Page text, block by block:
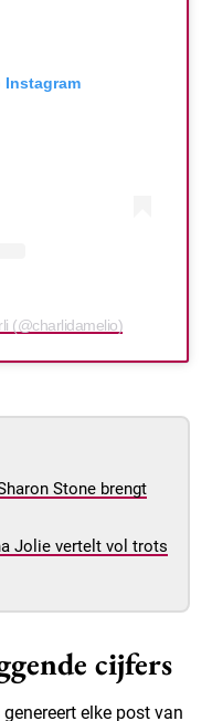
(@charlidamelio)
Stone brengt
Jolie vertelt vol trots
cijfers
elke post van